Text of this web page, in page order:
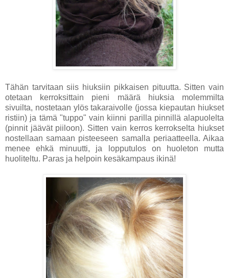
Tähän tarvitaan siis hiuksiin pikkaisen pituutta. Sitten vain
otetaan kerroksittain pieni määrä hiuksia molemmilta
sivuilta, nostetaan ylös takaraivolle (jossa kiepautan hiukset
ristiin) ja tämä "tuppo" vain kiinni parilla pinnillä alapuolelta
(pinnit jäävät piiloon). Sitten vain kerros kerrokselta hiukset
nostellaan samaan pisteeseen samalla periaatteella. Aikaa
menee ehkä minuutti, ja lopputulos on huoleton mutta
huoliteltu. Paras ja helpoin kesäkampaus ikinä!